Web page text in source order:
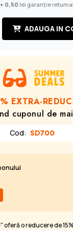
+ 0,50 lei garanție
ADAUGA IN
EXTRA-
cuponul de
Cod: SD700
oferă o reducere de